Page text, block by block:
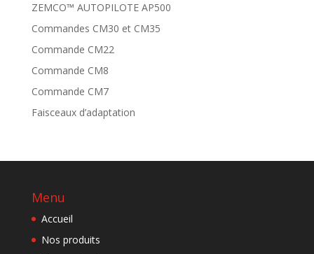
ZEMCO™ AUTOPILOTE AP500
Commandes CM30 et CM35
Commande CM22
Commande CM8
Commande CM7
Faisceaux d’adaptation
Menu
Accueil
Nos produits